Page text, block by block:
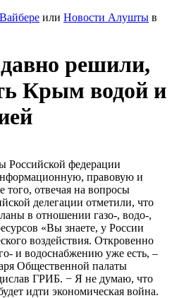
или Новости Алушты в
решили,
Крым водой и
Российской федерации
правовую и
того, отвечая на вопросы
делегации отметили, что
в отношении газо-, водо-,
«Вы знаете, у России
воздействия. Откровенно
и водоснабжению уже есть, –
Общественной палаты
ГРИБ. − Я не думаю, что
идти экономическая война.